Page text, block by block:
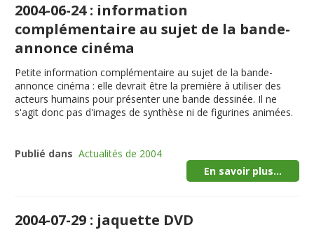
2004-06-24 : information
complémentaire au sujet de la bande-
annonce cinéma
Petite information complémentaire au sujet de la bande-
annonce cinéma : elle devrait être la première à utiliser des
acteurs humains pour présenter une bande dessinée. Il ne
s'agit donc pas d'images de synthèse ni de figurines animées.
Publié dans Actualités de 2004
En savoir plus...
2004-07-29 : jaquette DVD